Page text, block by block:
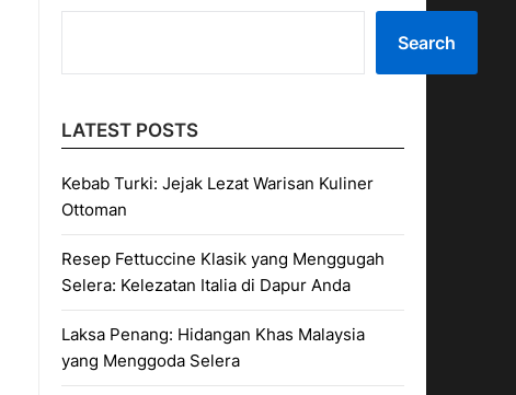
Search
LATEST POSTS
Kebab Turki: Jejak Lezat Warisan Kuliner
Ottoman
Resep Fettuccine Klasik yang Menggugah
Selera: Kelezatan Italia di Dapur Anda
Laksa Penang: Hidangan Khas Malaysia
yang Menggoda Selera